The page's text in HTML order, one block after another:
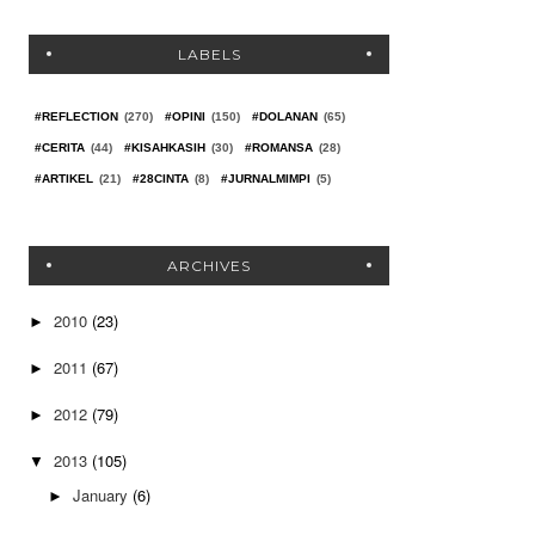
LABELS
#REFLECTION (270) #OPINI (150) #DOLANAN (65)
#CERITA (44) #KISAHKASIH (30) #ROMANSA (28)
#ARTIKEL (21) #28CINTA (8) #JURNALMIMPI (5)
ARCHIVES
► 2010 (23)
► 2011 (67)
► 2012 (79)
▼ 2013 (105)
► January (6)